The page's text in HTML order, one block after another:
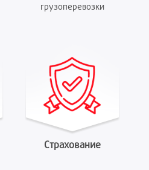
грузоперевозки
Страхование